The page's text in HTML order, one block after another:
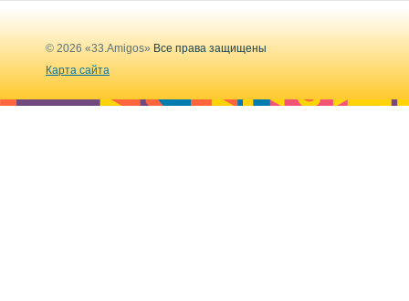
© 2026 «33.Amigos» Все права защищены
Карта сайта